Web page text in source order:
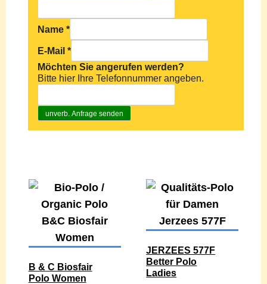
Name*
E-Mail*
Möchten Sie angerufen werden?
Bitte hier Ihre Telefonnummer angeben.
unverb. Anfrage senden
B & C Biosfair
Polo Women
JERZEES 577F
Better Polo
Ladies